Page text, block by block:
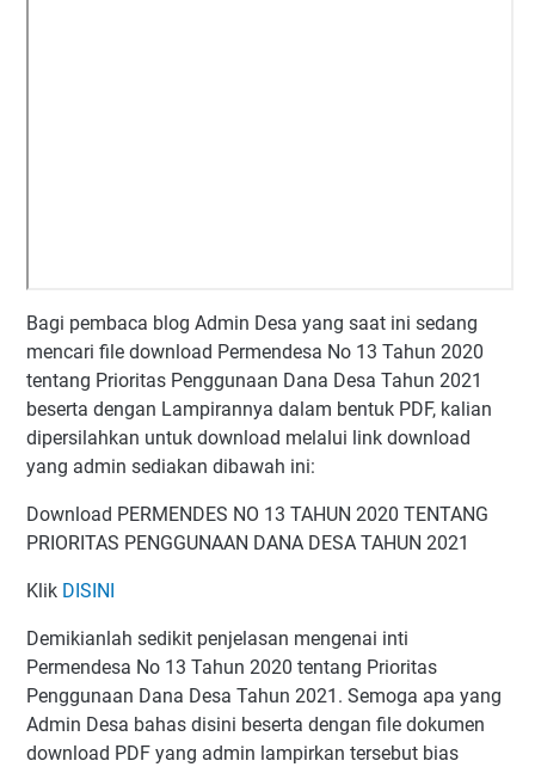
Bagi pembaca blog Admin Desa yang saat ini sedang
mencari file download Permendesa No 13 Tahun 2020
tentang Prioritas Penggunaan Dana Desa Tahun 2021
beserta dengan Lampirannya dalam bentuk PDF, kalian
dipersilahkan untuk download melalui link download
yang admin sediakan dibawah ini:
Download PERMENDES NO 13 TAHUN 2020 TENTANG
PRIORITAS PENGGUNAAN DANA DESA TAHUN 2021
Klik DISINI
Demikianlah sedikit penjelasan mengenai inti
Permendesa No 13 Tahun 2020 tentang Prioritas
Penggunaan Dana Desa Tahun 2021. Semoga apa yang
Admin Desa bahas disini beserta dengan file dokumen
download PDF yang admin lampirkan tersebut bias